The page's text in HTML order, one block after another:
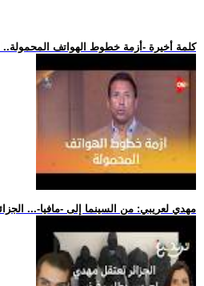
.. كلمة أخيرة -أزمة خطوط الهواتف
.. مهدي لعريبي: من السينما إلى -مافيا-...